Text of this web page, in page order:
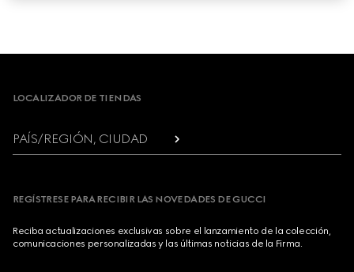
Footer
LOCALIZADOR DE TIENDAS
PAÍS/REGIÓN, CIUDAD
REGÍSTRESE PARA RECIBIR LAS NOVEDADES DE GUCCI
Reciba actualizaciones exclusivas sobre el lanzamiento de la colección,
comunicaciones personalizadas y las últimas noticias de la Firma.